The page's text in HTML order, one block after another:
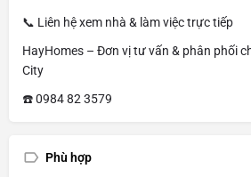
📞 Liên hệ xem nhà & làm việc trực tiếp
HayHomes – Đơn vị tư vấn & phân phối
City
☎️ 0984 82 3579
Phù hợp